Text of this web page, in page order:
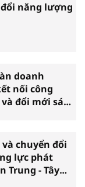
năng lượng
doanh
nối công
đổi mới sáng
chuyển đổi
lực phát
Trung - Tây